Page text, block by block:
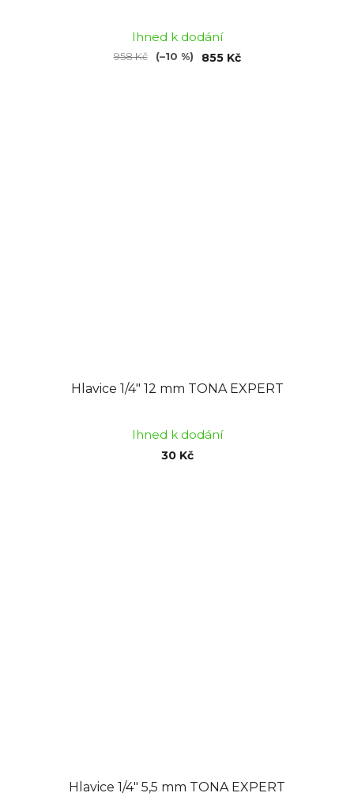
Ihned k dodání
855 Kč
958 Kč (–10 %)
Hlavice 1/4" 12 mm TONA EXPERT
Ihned k dodání
30 Kč
Hlavice 1/4" 5,5 mm TONA EXPERT